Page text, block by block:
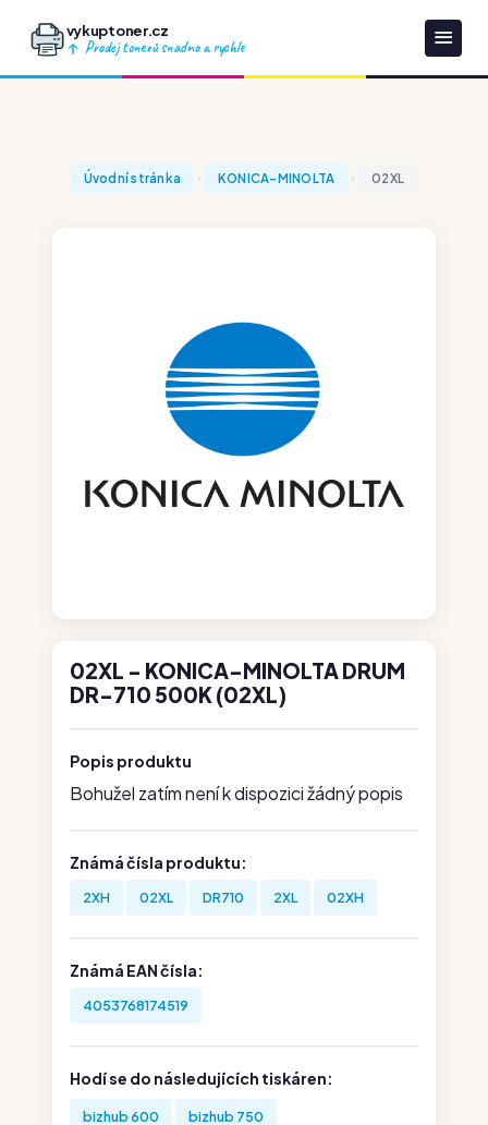
vykuptoner.cz
Prodej tonerů snadno a rychle
Úvodní stránka KONICA-MINOLTA 02XL
02XL - KONICA-MINOLTA DRUM
DR-710 500K (02XL)
Popis produktu
Bohužel zatím není k dispozici žádný popis
Známá čísla produktu:
2XH 02XL DR710 2XL 02XH
Známá EAN čísla:
4053768174519
Hodí se do následujících tiskáren:
bizhub 600 bizhub 750